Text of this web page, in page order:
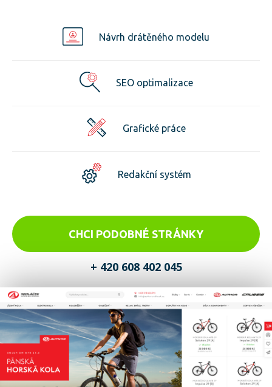
Návrh drátěného modelu
SEO optimalizace
Grafické práce
Redakční systém
CHCI PODOBNÉ STRÁNKY
+ 420 608 402 045